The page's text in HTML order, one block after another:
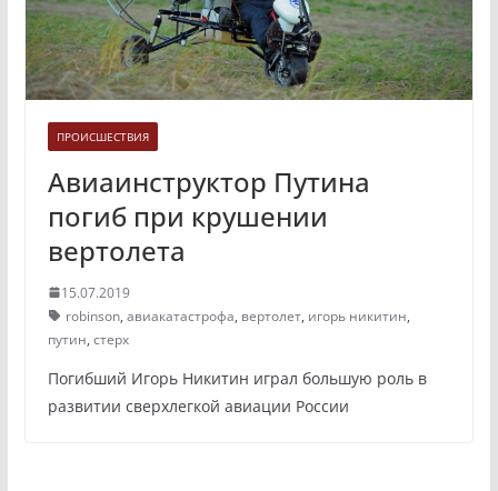
ПРОИСШЕСТВИЯ
Авиаинструктор Путина
погиб при крушении
вертолета
15.07.2019
robinson, авиакатастрофа, вертолет, игорь никитин,
путин, стерх
Погибший Игорь Никитин играл большую роль в
развитии сверхлегкой авиации России